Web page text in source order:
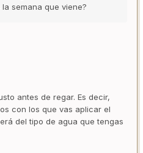
semana que viene?
antes de regar. Es decir,
con los que vas aplicar el
del tipo de agua que tengas